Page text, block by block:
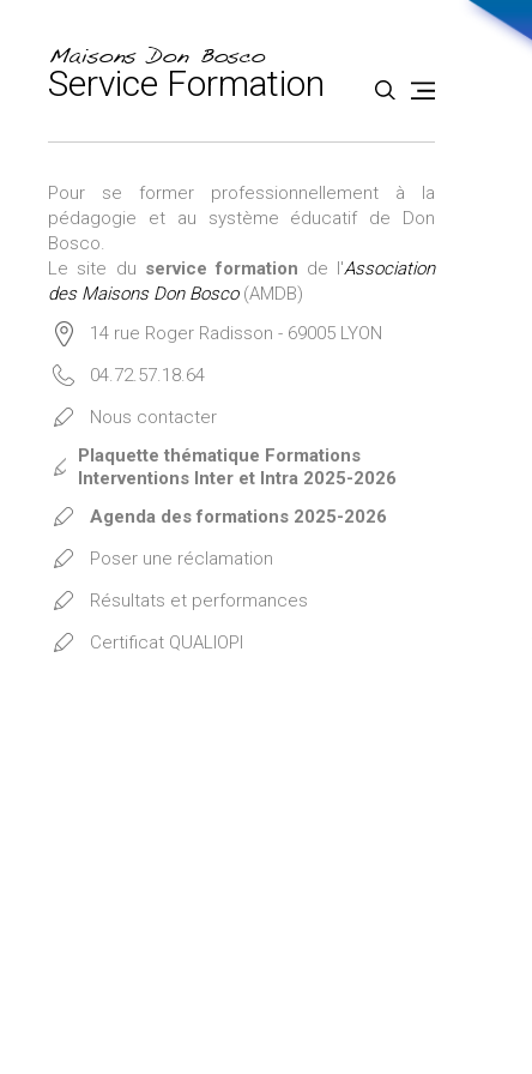
navigation
Maisons Don Bosco
Service Formation
Pour se former professionnellement à la
pédagogie et au système éducatif de Don
Bosco.
Le site du service formation de l'Association
des Maisons Don Bosco(AMDB)
14 rue Roger Radisson - 69005 LYON
04.72.57.18.64
Nous contacter
Plaquette thématique Formations
Interventions Inter et Intra 2025-2026
Agenda des formations 2025-2026
Poser une réclamation
Résultats et performances
Certificat QUALIOPI